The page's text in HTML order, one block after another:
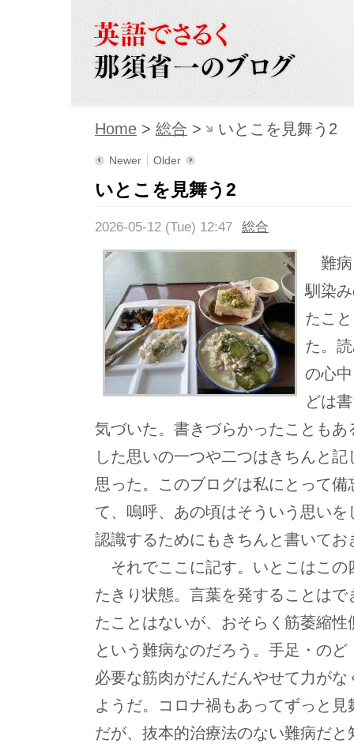
Home > 総合 > いとこを見舞う2
Newer Older
いとこを見舞う2
2026-05-12 (Tue) 12:47 総合
難病
馴染
たこ
た。
の心
どは
気づいた。書きづらかったこともあ
した思いの一つや二つはきちんと
思った。このブログは私にとって
て、嗚呼、あの頃はそういう思い
認識するためにもきちんと書いてお
それでここに記す。いとこはこの
たきり状態。言葉を発することは
たことはないが、おそらく筋萎縮性
という難病なのだろう。手足・の
必要な筋肉がだんだんやせて力が
ようだ。コロナ禍もあってずっと
だが、抜本的治療法のない難病だ